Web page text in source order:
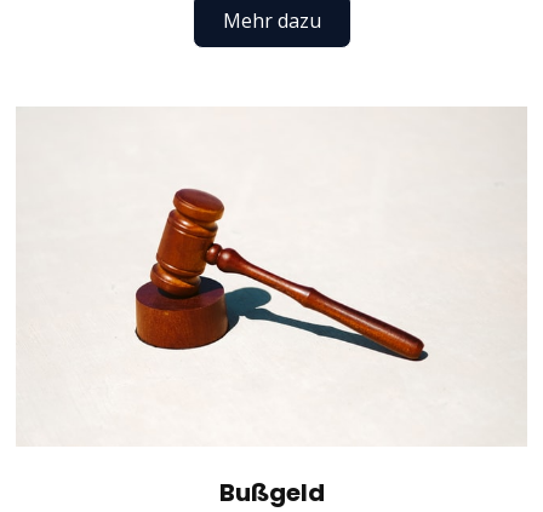
Mehr dazu
Bußgeld